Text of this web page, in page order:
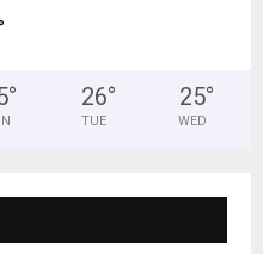
°
° 26°
TUE
25°
WED